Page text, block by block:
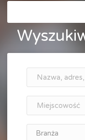
Branża